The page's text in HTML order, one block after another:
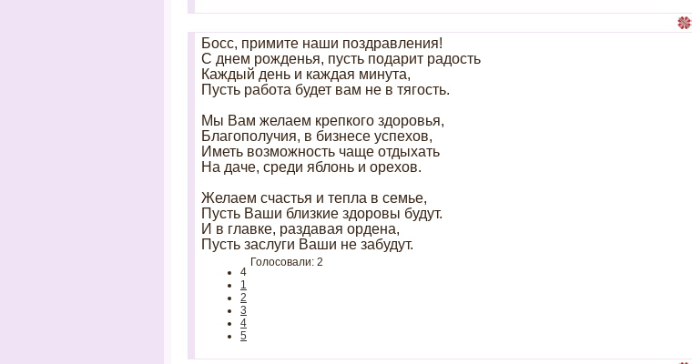
Босс, примите наши поздравления!
С днем рожденья, пусть подарит радость
Каждый день и каждая минута,
Пусть работа будет вам не в тягость.
Мы Вам желаем крепкого здоровья,
Благополучия, в бизнесе успехов,
Иметь возможность чаще отдыхать
На даче, среди яблонь и орехов.
Желаем счастья и тепла в семье,
Пусть Ваши близкие здоровы будут.
И в главке, раздавая ордена,
Пусть заслуги Ваши не забудут.
4
1
2
3
4
5
Голосовали: 2